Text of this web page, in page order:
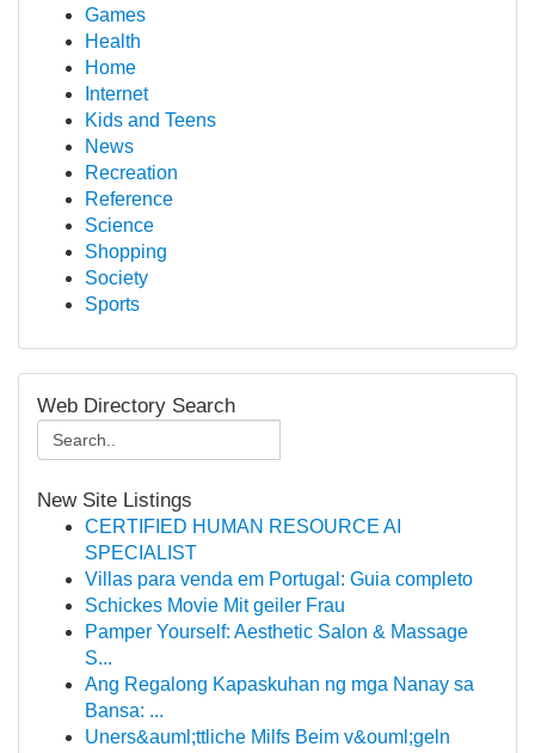
Games
Health
Home
Internet
Kids and Teens
News
Recreation
Reference
Science
Shopping
Society
Sports
Web Directory Search
New Site Listings
CERTIFIED HUMAN RESOURCE AI
SPECIALIST
Villas para venda em Portugal: Guia completo
Schickes Movie Mit geiler Frau
Pamper Yourself: Aesthetic Salon & Massage
S...
Ang Regalong Kapaskuhan ng mga Nanay sa
Bansa: ...
Uners&auml;ttliche Milfs Beim v&ouml;geln